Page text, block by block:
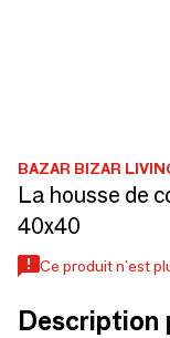
BAZAR BIZAR
La housse de
40x40
Ce produit n'est
Description